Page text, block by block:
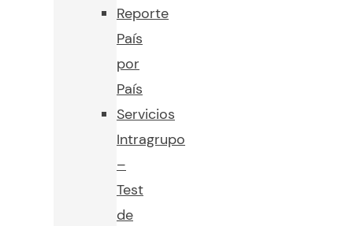
Reporte
País
por
País
Servicios
Intragrupo
–
Test
de